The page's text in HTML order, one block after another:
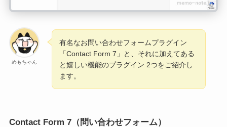
めもちゃん
有名なお問い合わせフォームプラグイン
「Contact Form 7」と、それに加えてある
と嬉しい機能のプラグイン 2つをご紹介し
ます。
Contact Form 7（問い合わせフォーム）